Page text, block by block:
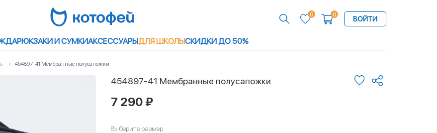
0 0
ВОЙТИ
РЮКЗАКИ И СУМКИАКСЕССУАРЫДЛЯ ШКОЛЫСКИДКИ ДО 50%
454897-41 Мембранные полусапожки
454897-41 Мембранные полусапожки
7 290 ₽
Выберите размер